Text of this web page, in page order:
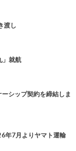
渡し
」就航
シップ契約を締結しま
年7月よりヤマト運輸